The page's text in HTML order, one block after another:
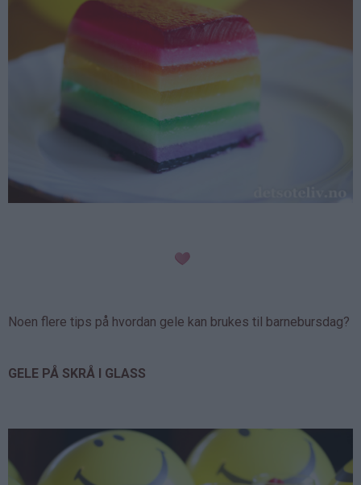
Noen flere tips på hvordan gele kan brukes til barnebursdag?
GELE PÅ SKRÅ I GLASS